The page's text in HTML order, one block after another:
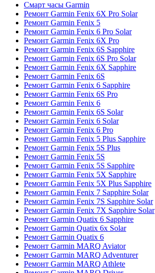
Смарт часы Garmin
Ремонт Garmin Fenix 6X Pro Solar
Ремонт Garmin Fenix 5
Ремонт Garmin Fenix 6 Pro Solar
Ремонт Garmin Fenix 6X Pro
Ремонт Garmin Fenix 6S Sapphire
Ремонт Garmin Fenix 6S Pro Solar
Ремонт Garmin Fenix 6X Sapphire
Ремонт Garmin Fenix 6S
Ремонт Garmin Fenix 6 Sapphire
Ремонт Garmin Fenix 6S Pro
Ремонт Garmin Fenix 6
Ремонт Garmin Fenix 6S Solar
Ремонт Garmin Fenix 6 Solar
Ремонт Garmin Fenix 6 Pro
Ремонт Garmin Fenix 5 Plus Sapphire
Ремонт Garmin Fenix 5S Plus
Ремонт Garmin Fenix 5S
Ремонт Garmin Fenix 5S Sapphire
Ремонт Garmin Fenix 5X Sapphire
Ремонт Garmin Fenix 5X Plus Sapphire
Ремонт Garmin Fenix 7 Sapphire Solar
Ремонт Garmin Fenix 7S Sapphire Solar
Ремонт Garmin Fenix 7X Sapphire Solar
Ремонт Garmin Quatix 6 Sapphire
Ремонт Garmin Quatix 6x Solar
Ремонт Garmin Quatix 6
Ремонт Garmin MARQ Aviator
Ремонт Garmin MARQ Adventurer
Ремонт Garmin MARQ Athlete